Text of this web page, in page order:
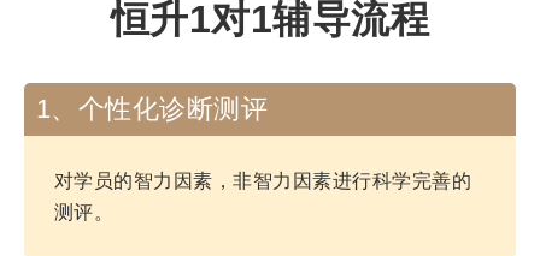
恒升1对1辅导流程
1、个性化诊断测评
对学员的智力因素，非智力因素进行科学完善的
测评。